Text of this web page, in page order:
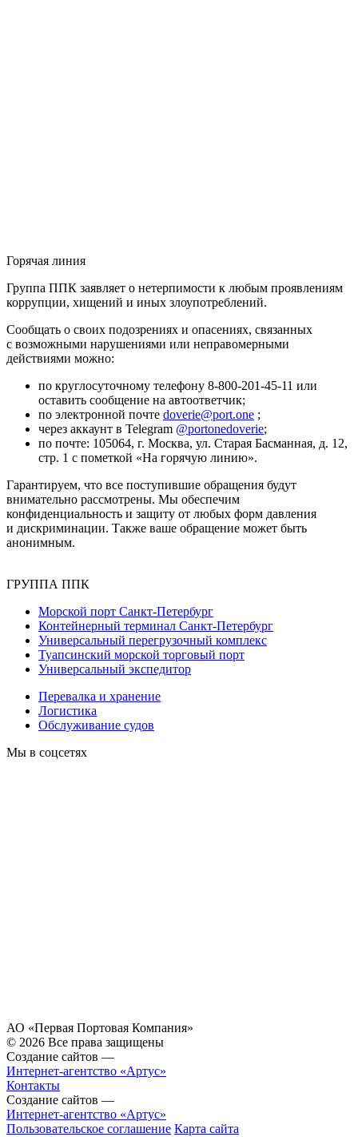
Горячая линия
Группа ППК заявляет о нетерпимости к любым проявлениям
коррупции, хищений и иных злоупотреблений.
Сообщать о своих подозрениях и опасениях, связанных
с возможными нарушениями или неправомерными
действиями можно:
по круглосуточному телефону 8-800-201-45-11 или
оставить сообщение на автоответчик;
по электронной почте doverie@port.one ;
через аккаунт в Telegram @portonedoverie;
по почте: 105064, г. Москва, ул. Старая Басманная, д. 12,
стр. 1 с пометкой «На горячую линию».
Гарантируем, что все поступившие обращения будут
внимательно рассмотрены. Мы обеспечим
конфиденциальность и защиту от любых форм давления
и дискриминации. Также ваше обращение может быть
анонимным.
ГРУППА ППК
Морской порт Санкт-Петербург
Контейнерный терминал Санкт-Петербург
Универсальный перегрузочный комплекс
Туапсинский морской торговый порт
Универсальный экспедитор
Перевалка и хранение
Логистика
Обслуживание судов
Мы в соцсетях
АО «Первая Портовая Компания»
© 2026 Все права защищены
Создание сайтов —
Интернет-агентство «Артус»
Контакты
Создание сайтов —
Интернет-агентство «Артус»
Пользовательское соглашение Карта сайта